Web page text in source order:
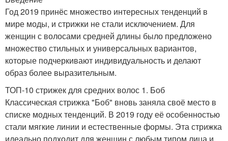
Год 2019 принёс множество интересных тенденций в
мире моды, и стрижки не стали исключением. Для
женщин с волосами средней длины было предложено
множество стильных и универсальных вариантов,
которые подчеркивают индивидуальность и делают
образ более выразительным.
ТОП-10 стрижек для средних волос 1. Боб
Классическая стрижка "Боб" вновь заняла своё место в
списке модных тенденций. В 2019 году её особенностью
стали мягкие линии и естественные формы. Эта стрижка